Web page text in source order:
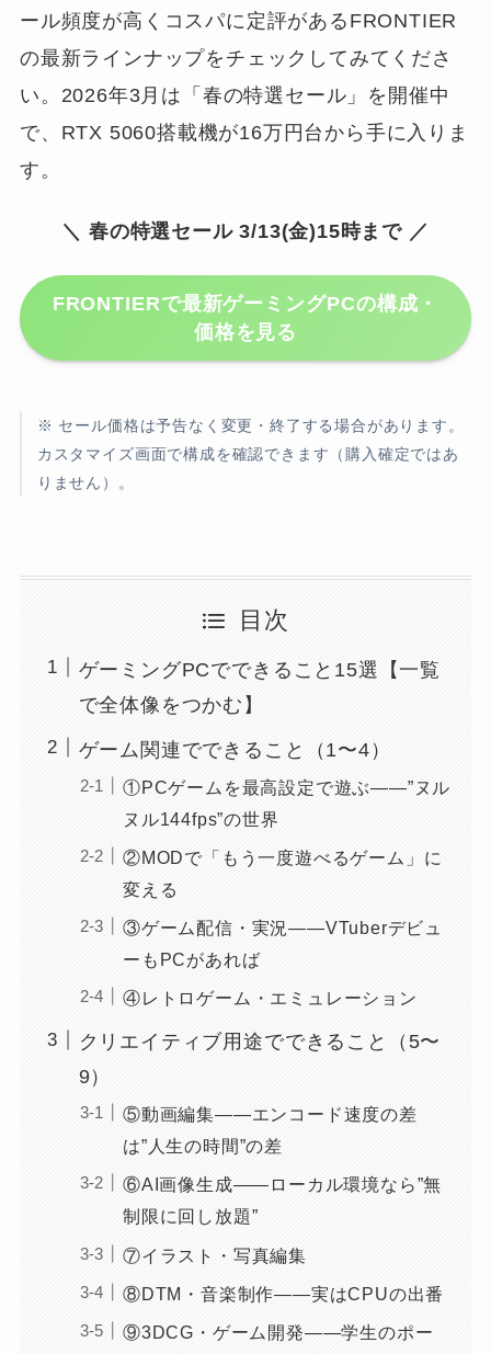
ール頻度が高くコスパに定評があるFRONTIER
の最新ラインナップをチェックしてみてくださ
い。2026年3月は「春の特選セール」を開催中
で、RTX 5060搭載機が16万円台から手に入りま
す。
＼ 春の特選セール 3/13(金)15時まで ／
FRONTIERで最新ゲーミングPCの構成・
価格を見る
※ セール価格は予告なく変更・終了する場合があります。
カスタマイズ画面で構成を確認できます（購入確定ではあ
りません）。
目次
ゲーミングPCでできること15選【一覧
で全体像をつかむ】
ゲーム関連でできること（1〜4）
①PCゲームを最高設定で遊ぶ——”ヌル
ヌル144fps”の世界
②MODで「もう一度遊べるゲーム」に
変える
③ゲーム配信・実況——VTuberデビュ
ーもPCがあれば
④レトロゲーム・エミュレーション
クリエイティブ用途でできること（5〜
9）
⑤動画編集——エンコード速度の差
は”人生の時間”の差
⑥AI画像生成——ローカル環境なら”無
制限に回し放題”
⑦イラスト・写真編集
⑧DTM・音楽制作——実はCPUの出番
⑨3DCG・ゲーム開発——学生のポー